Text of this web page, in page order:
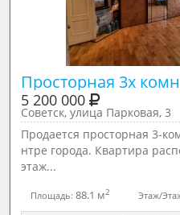
Просторная 3х
5 200 000
Советск, улица Парковая, 3
Продается просторная 3-
нтре города. Квартира
этаж...
Площадь:88.1 м2 Этаж/